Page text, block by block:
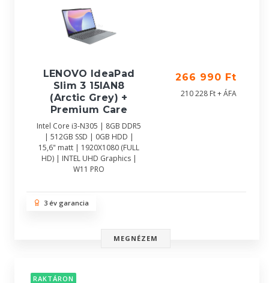
LENOVO IdeaPad
Slim 3 15IAN8
(Arctic Grey) +
Premium Care
Intel Core i3-N305 | 8GB DDR5
| 512GB SSD | 0GB HDD |
15,6" matt | 1920X1080 (FULL
HD) | INTEL UHD Graphics |
W11 PRO
266 990 Ft
210 228 Ft + ÁFA
3 év garancia
MEGNÉZEM
RAKTÁRON